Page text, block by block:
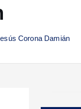
Corona Damián